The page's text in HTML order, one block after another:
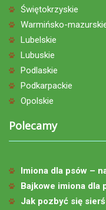
Świętokrzyskie
Warmińsko-
Lubelskie
Lubuskie
Podlaskie
Podkarpackie
Opolskie
Polecamy
Imiona dla psów –
Bajkowe imiona dla
Jak pozbyć się